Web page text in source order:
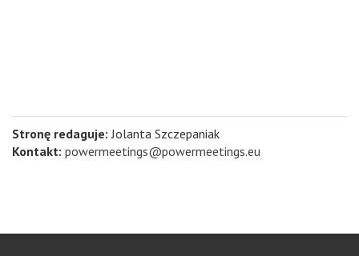
Stronę redaguje: Jolanta Szczepaniak
Kontakt: powermeetings@powermeetings.eu